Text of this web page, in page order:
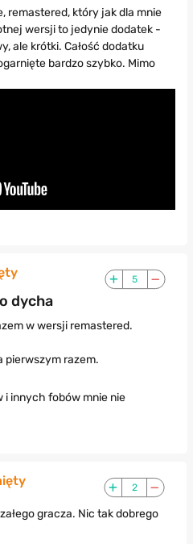
remastered, który jak dla mnie
wersji to jedynie dodatek -
ale krótki. Całość dodatku
bardzo szybko. Mimo
5
dycha
w wersji remastered.
pierwszym razem.
i innych fobów mnie nie
2
gracza. Nic tak dobrego